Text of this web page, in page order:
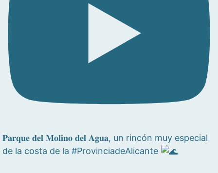
𝐏𝐚𝐫𝐪𝐮𝐞 𝐝𝐞𝐥 𝐌𝐨𝐥𝐢𝐧𝐨 𝐝𝐞𝐥 𝐀𝐠𝐮𝐚, un rincón muy especial
de la costa de la #ProvinciadeAlicante